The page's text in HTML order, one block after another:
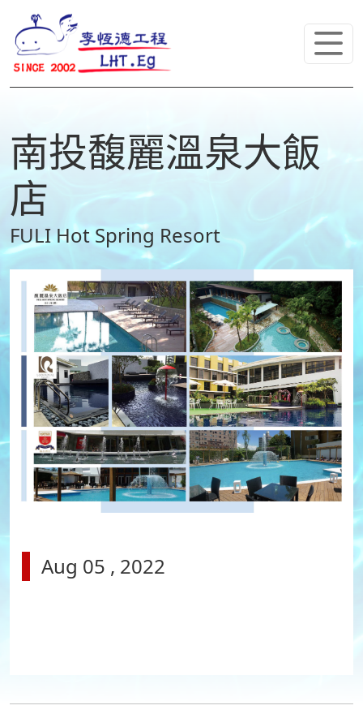
南投馥麗溫泉大飯
店
FULI Hot Spring Resort
Aug 05 , 2022